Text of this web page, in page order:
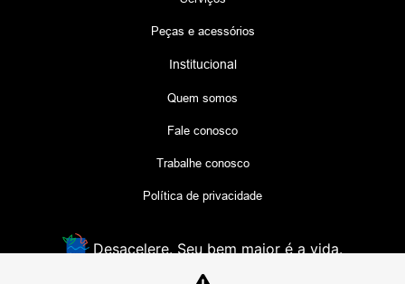
Peças e acessórios
Institucional
Quem somos
Fale conosco
Trabalhe conosco
Política de privacidade
Desacelere. Seu bem maior é a vida.